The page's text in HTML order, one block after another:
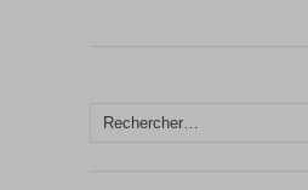
Rechercher :